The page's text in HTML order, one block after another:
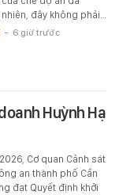
đây không phải…
- 6 giờ trước
Huỳnh Hạ
Cơ quan Cảnh sát
an thành phố Cần
đạt Quyết định khởi